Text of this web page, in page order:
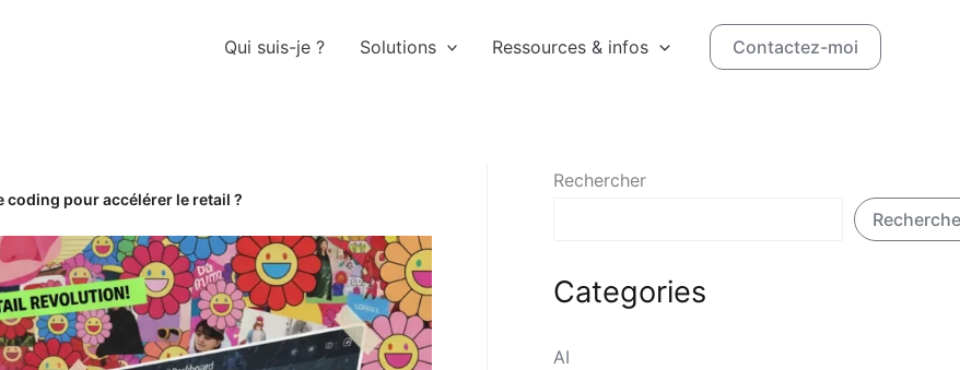
Qui suis-je ? Solutions Ressources & infos Contactez-moi
coding pour accélérer le retail ?
Rechercher
Categories
AI